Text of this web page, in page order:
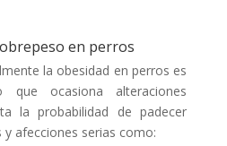
en perros
la obesidad en perros es
ocasiona alteraciones
la probabilidad de padecer
afecciones serias como: